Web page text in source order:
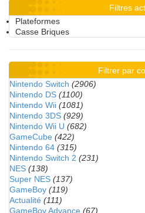
Filtres
Plateformes
Casse Briques
Filtrer par
Nintendo Switch (2906)
Nintendo DS (1100)
Nintendo Wii (1081)
Nintendo 3DS (929)
Nintendo Wii U (682)
GameCube (422)
Nintendo 64 (315)
Nintendo Switch 2 (231)
NES (138)
Super NES (137)
GameBoy (119)
Actualité (111)
GameBoy Advance (67)